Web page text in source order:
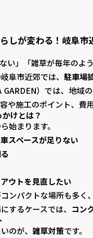
しが変わる！岐阜市
い」「雑草が毎年のよ
阜市近郊では、 駐車場
）では、地
や施工のポイント、費
けとは？
始まります。
スペースが足りない
ウトを見直したい
ンパクトな場所も多
するケースでは、 コン
のが、 雑草対策です。